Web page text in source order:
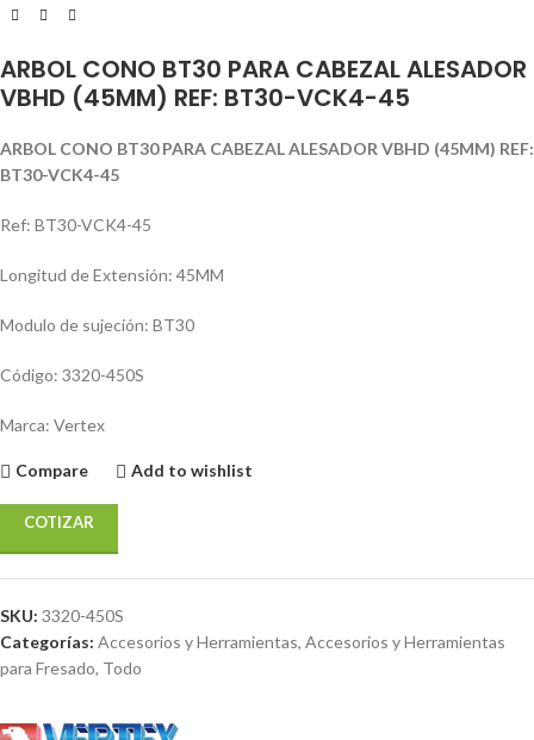
ARBOL CONO BT30 PARA CABEZAL ALESADOR
VBHD (45MM) REF: BT30-VCK4-45
ARBOL CONO BT30 PARA CABEZAL ALESADOR VBHD (45MM) REF:
BT30-VCK4-45
Ref: BT30-VCK4-45
Longitud de Extensión: 45MM
Modulo de sujeción: BT30
Código: 3320-450S
Marca: Vertex
Compare Add to wishlist
COTIZAR
SKU: 3320-450S
Categorías: Accesorios y Herramientas, Accesorios y Herramientas
para Fresado, Todo